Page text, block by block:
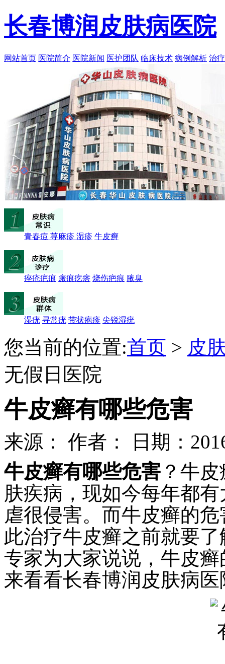
长春博润皮肤病医院
网站首页 医院简介 医院新闻 医护团队 临床技术 病例解析 治
青春痘 荨麻疹 湿疹 牛皮癣
痤疮疤痕 瘢痕疙瘩 烧伤疤痕 腋臭
湿疣 寻常疣 带状疱疹 尖锐湿疣
您当前的位置:首页 > 皮
无假日医院
牛皮癣有哪些危害
来源： 作者：
日期：
牛皮癣有哪些危害 ？牛
肤疾病，现如今每年都
虐很侵害。而牛皮癣的
此治疗牛皮癣之前就要
专家为大家说说，牛皮
来看看长春博润皮肤病